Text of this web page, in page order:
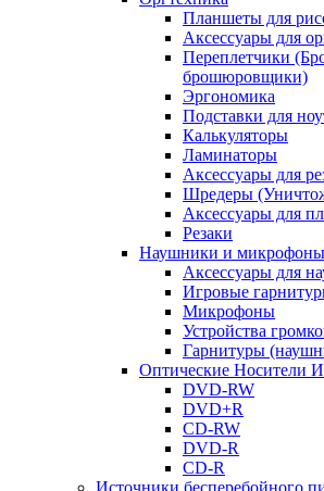
Планшеты для
Аксессуары для
Переплетчики
брошюровщики)
Эргономика
Подставки для
Калькуляторы
Ламинаторы
Аксессуары для
Шредеры
Аксессуары для
Резаки
Наушники и микрофоны
Аксессуары для
Игровые
Микрофоны
Устройства
Гарнитуры
Оптические Носители
DVD-RW
DVD+R
CD-RW
DVD-R
CD-R
Источники бесперебойного